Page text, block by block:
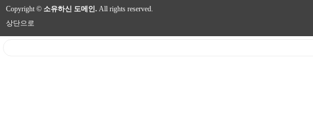
Copyright © 소유하신 도메인. All rights reserved.
상단으로